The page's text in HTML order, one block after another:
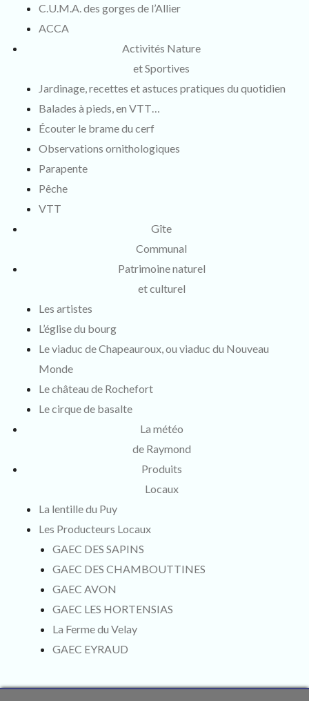
C.U.M.A. des gorges de l’Allier
ACCA
Activités Nature
et Sportives
Jardinage, recettes et astuces pratiques du quotidien
Balades à pieds, en VTT…
Écouter le brame du cerf
Observations ornithologiques
Parapente
Pêche
VTT
Gîte
Communal
Patrimoine naturel
et culturel
Les artistes
L’église du bourg
Le viaduc de Chapeauroux, ou viaduc du Nouveau
Monde
Le château de Rochefort
Le cirque de basalte
La météo
de Raymond
Produits
Locaux
La lentille du Puy
Les Producteurs Locaux
GAEC DES SAPINS
GAEC DES CHAMBOUTTINES
GAEC AVON
GAEC LES HORTENSIAS
La Ferme du Velay
GAEC EYRAUD